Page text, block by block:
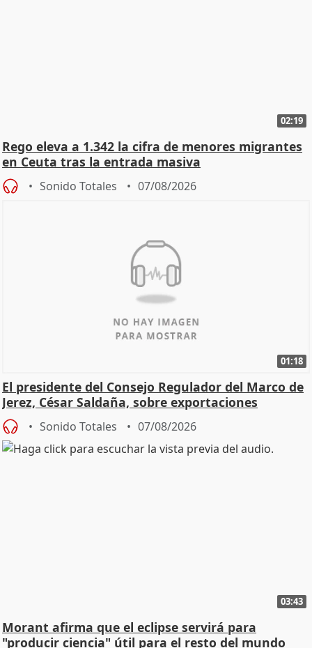
02:19
Rego eleva a 1.342 la cifra de menores migrantes
en Ceuta tras la entrada masiva
Sonido Totales 07/08/2026
01:18
El presidente del Consejo Regulador del Marco de
Jerez, César Saldaña, sobre exportaciones
Sonido Totales 07/08/2026
03:43
Morant afirma que el eclipse servirá para
"producir ciencia" útil para el resto del mundo